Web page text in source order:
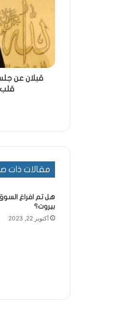
قبلان عن
قلب
مقالات ذات
هل تم افراغ
بيروت؟
أكتوبر 22, 2023